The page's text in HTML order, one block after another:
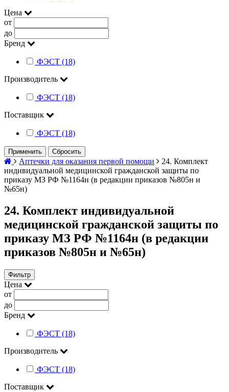
Цена
от
до
Бренд
ФЭСТ (18)
Производитель
ФЭСТ (18)
Поставщик
ФЭСТ (18)
Применить Сбросить
Аптечки для оказания первой помощи
24. Комплект
индивидуальной медицинской гражданской защиты по
приказу МЗ РФ №1164н (в редакции приказов №805н и
№65н)
24. Комплект индивидуальной
медицинской гражданской защиты по
приказу МЗ РФ №1164н (в редакции
приказов №805н и №65н)
Фильтр
Цена
от
до
Бренд
ФЭСТ (18)
Производитель
ФЭСТ (18)
Поставщик